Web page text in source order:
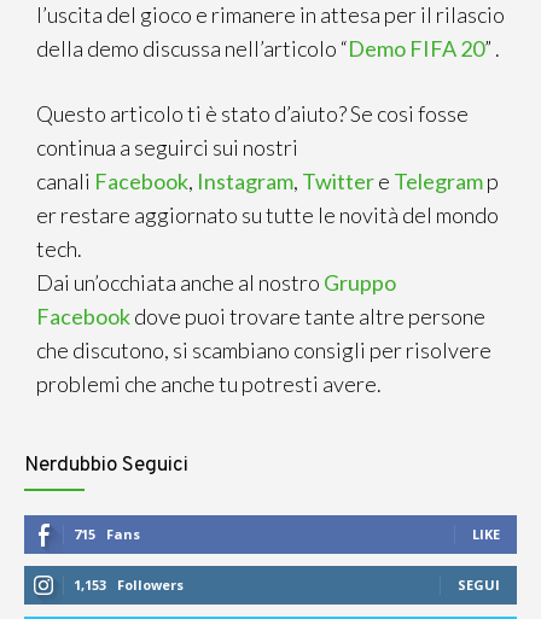
l’uscita del gioco e rimanere in attesa per il rilascio
della demo discussa nell’articolo “Demo FIFA 20” .
Questo articolo ti è stato d’aiuto? Se cosi fosse
continua a seguirci sui nostri
canali Facebook, Instagram, Twittere Telegramp
er restare aggiornato su tutte le novità del mondo
tech.
Dai un’occhiata anche al nostro Gruppo
Facebookdove puoi trovare tante altre persone
che discutono, si scambiano consigli per risolvere
problemi che anche tu potresti avere.
Nerdubbio Seguici
715 Fans LIKE
1,153 Followers SEGUI